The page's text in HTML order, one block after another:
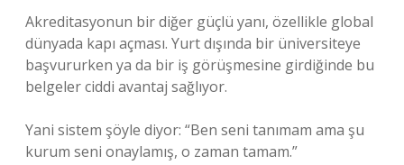
Akreditasyonun bir diğer güçlü yanı, özellikle global
dünyada kapı açması. Yurt dışında bir üniversiteye
başvururken ya da bir iş görüşmesine girdiğinde bu
belgeler ciddi avantaj sağlıyor.
Yani sistem şöyle diyor: “Ben seni tanımam ama şu
kurum seni onaylamış, o zaman tamam.”